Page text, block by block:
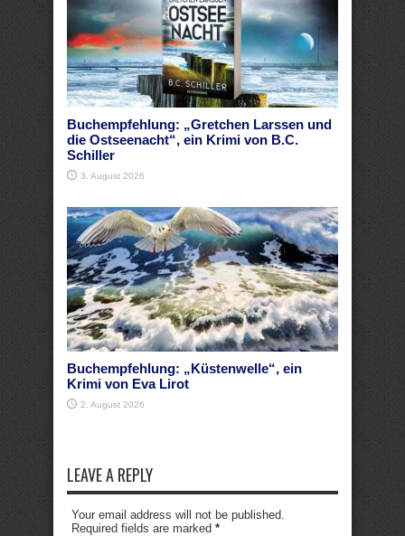
Buchempfehlung: „Gretchen Larssen und
die Ostseenacht“, ein Krimi von B.C.
Schiller
3. August 2026
Buchempfehlung: „Küstenwelle“, ein
Krimi von Eva Lirot
2. August 2026
LEAVE A REPLY
Your email address will not be published.
Required fields are marked *